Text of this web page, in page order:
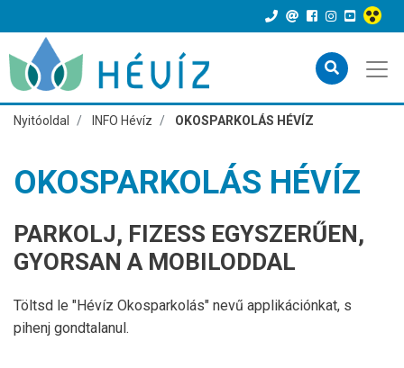
Nyitóoldal INFO Hévíz OKOSPARKOLÁS HÉVÍZ
OKOSPARKOLÁS HÉVÍZ
PARKOLJ, FIZESS EGYSZERŰEN,
GYORSAN A MOBILODDAL
Töltsd le "Hévíz Okosparkolás" nevű applikációnkat, s
pihenj gondtalanul.